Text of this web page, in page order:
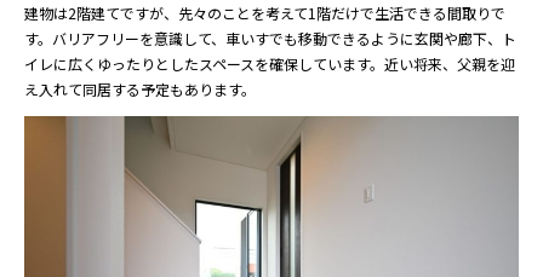
建物は2階建てですが、先々のことを考えて1階だけで生活できる間取りで
す。バリアフリーを意識して、車いすでも移動できるように玄関や廊下、ト
イレに広くゆったりとしたスペースを確保しています。近い将来、父親を迎
え入れて同居する予定もあります。